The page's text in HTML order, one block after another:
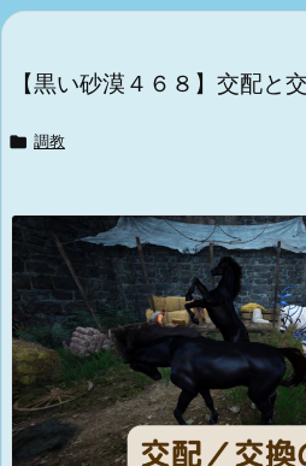
【黒い砂漠４６８】交配と
 調教